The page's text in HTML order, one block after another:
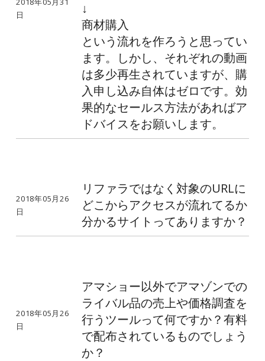
日
↓
商材購入
という流れを作ろうと思ってい
ます。しかし、それぞれの動画
は多少再生されていますが、購
入申し込み自体はゼロです。効
果的なセールス方法があればア
ドバイスをお願いします。
2018年05月26
日
リファラではなく対象のURLに
どこからアクセスが流れてるか
分かるサイトってありますか？
2018年05月26
日
アマショー以外でアマゾンでの
ライバル品の売上や価格調査を
行うツールって何ですか？有料
で配布されているものでしょう
か？